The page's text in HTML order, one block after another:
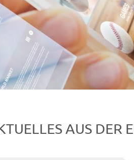
AUS DER